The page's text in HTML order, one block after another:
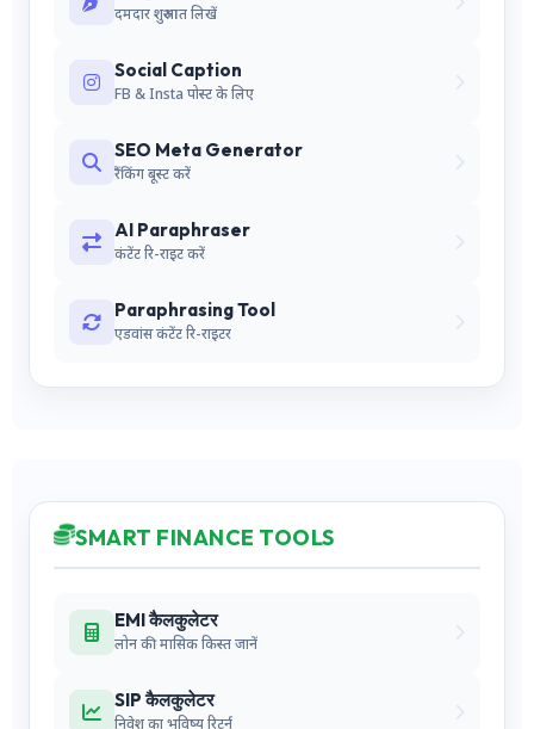
दमदार शुरुआत लिखें
Social Caption
FB & Insta पोस्ट के लिए
SEO Meta Generator
रैंकिंग बूस्ट करें
AI Paraphraser
कंटेंट रि-राइट करें
Paraphrasing Tool
एडवांस कंटेंट रि-राइटर
SMART FINANCE TOOLS
EMI कैलकुलेटर
लोन की मासिक किस्त जानें
SIP कैलकुलेटर